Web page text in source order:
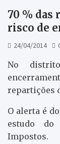
70 % das
risco de
24/04/2014
No
repartições
O alerta é
estudo do
Impostos.